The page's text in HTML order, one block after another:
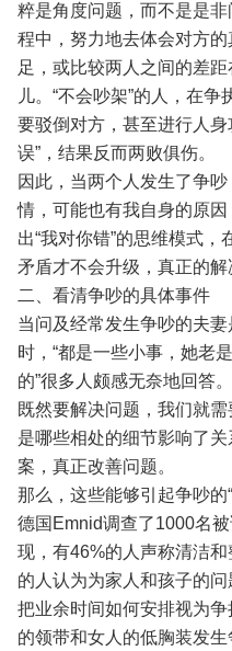
粹是角度问题，而不是是非
程中，努力地去体会对方
足，或比较两人之间的差
儿。“不会吵架”的人，在
要驳倒对方，甚至进行人
误”，结果反而两败俱伤。
因此，当两个人发生了争
情，可能也有我自身的原
出“我对你错”的思维模式，
矛盾才不会升级，真正的解
二、看清争吵的具体事件
当问及经常发生争吵的夫
时，“都是一些小事，她老
的”很多人颇感无奈地回答。
既然要解决问题，我们就
是哪些相处的细节影响了
案，真正改善问题。
那么，这些能够引起争吵的
德国Emnid调查了1000名
现，有46%的人声称清洁
的人认为为家人和孩子的
把业余时间如何安排视为
的领带和女人的低胸装发